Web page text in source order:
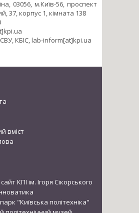
03056, м.Київ-56, проспект
37, корпус 1, кімната 138
КБІС, lab-inform[at]kpi.ua
вміст
КПІ ім. Ігоря Сікорського
"Київська політехніка"